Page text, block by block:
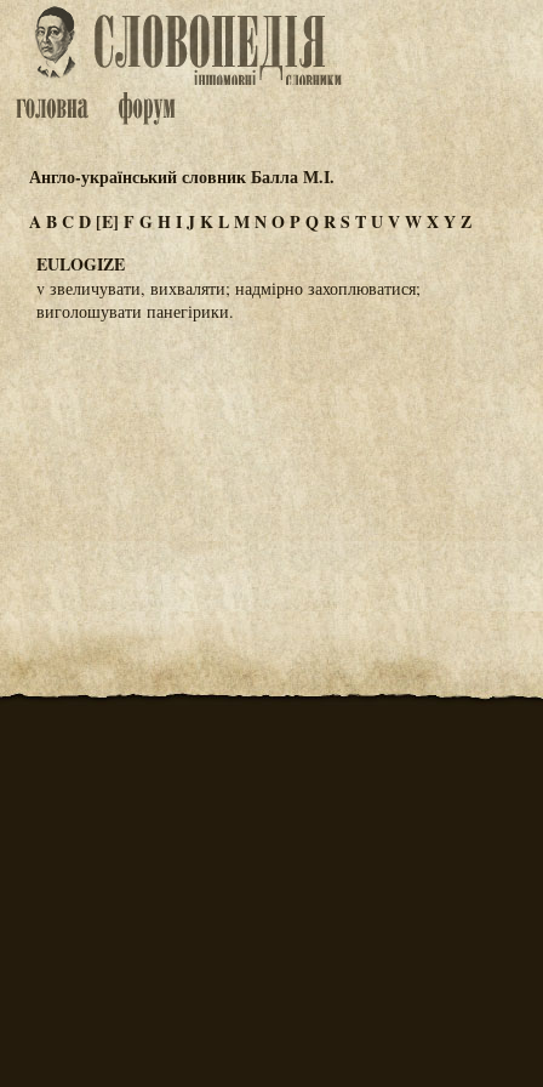
Англо-український словник Балла М.І.
ABCD[E] FGHIJKLMNOPQRSTUVWXYZ
EULOGIZE
v звеличувати, вихваляти; надмірно захоплюватися;
виголошувати панегірики.